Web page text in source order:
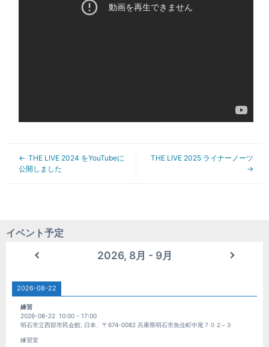
THE LIVE 2024 をYouTubeに
公開しました
THE LIVE 2025 ライナーノーツ
イベント予定
2026, 8月 - 9月
2026-08-22
練習
2026-08-22 10:00 -17:00
明石市立西部市民会館, 日本、〒674-0082 兵庫県明石市魚住町中尾７０２−３
練習室